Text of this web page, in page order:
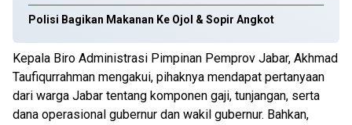
Polisi Bagikan Makanan Ke Ojol & Sopir Angkot
Kepala Biro Administrasi Pimpinan Pemprov Jabar, Akhmad
Taufiqurrahman mengakui, pihaknya mendapat pertanyaan
dari warga Jabar tentang komponen gaji, tunjangan, serta
dana operasional gubernur dan wakil gubernur. Bahkan,